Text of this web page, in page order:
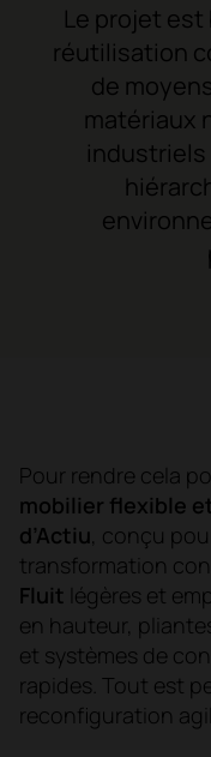
Le projet est
réutilisation
de
matériaux
Pour rendre cela
mobilier flexible
d’Actiu, conçu
transformation
Fluit légères et
en hauteur,
et systèmes de
rapides. Tout est
reconfiguration